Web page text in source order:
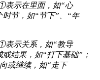
表示在里面，如“心
节，如“节下”、“年
表示关系，如“教导
结果，如“打下基础”；
或继续，如“走下